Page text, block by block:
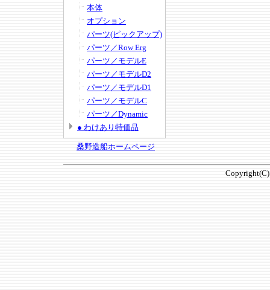
本体
オプション
パーツ(ピックアップ)
パーツ／Row Erg
パーツ／モデルE
パーツ／モデルD2
パーツ／モデルD1
パーツ／モデルC
パーツ／Dynamic
● わけあり特価品
桑野造船ホームページ